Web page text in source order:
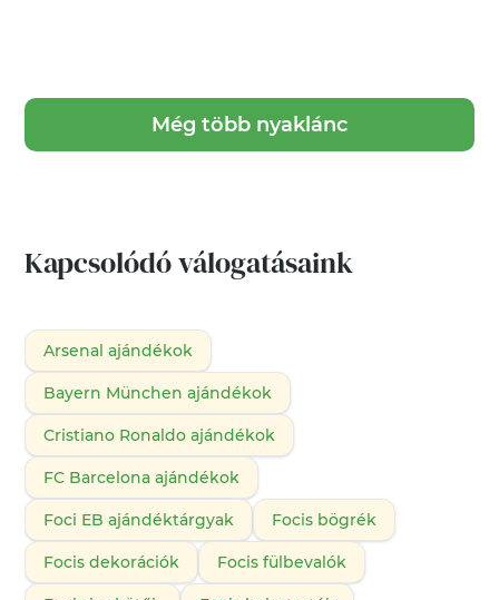
Még több nyaklánc
Kapcsolódó válogatásaink
Arsenal ajándékok
Bayern München ajándékok
Cristiano Ronaldo ajándékok
FC Barcelona ajándékok
Foci EB ajándéktárgyak Focis bögrék
Focis dekorációk Focis fülbevalók